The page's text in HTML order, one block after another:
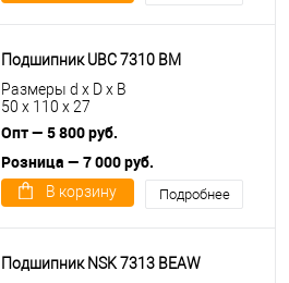
Подшипник UBC 7310 BM
Размеры d x D x B
50 x 110 x 27
Опт — 5 800 руб.
Розница — 7 000 руб.
В корзину Подробнее
Подшипник NSK 7313 BEAW